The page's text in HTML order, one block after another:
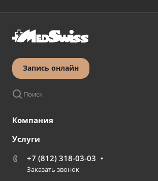
Запись онлайн
Поиск
Компания
Услуги
+7 (812) 318-03-03
Заказать звонок